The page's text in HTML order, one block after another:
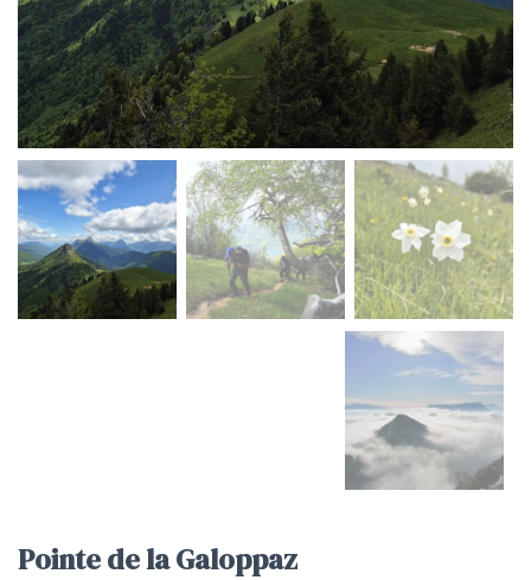
Pointe de la Galoppaz